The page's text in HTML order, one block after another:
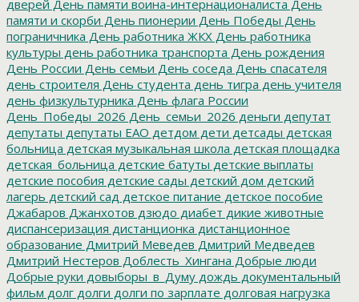
дверей День памяти воина-интернационалиста День
памяти и скорби День пионерии День Победы День
пограничника День работника ЖКХ День работника
культуры день работника транспорта День рождения
День России День семьи День соседа День спасателя
день строителя День студента день тигра день учителя
день физкультурника День флага России
День_Победы_2026 День_семьи_2026 деньги депутат
депутаты депутаты ЕАО детдом дети детсады детская
больница детская музыкальная школа детская площадка
детская_больница детские батуты детские выплаты
детские пособия детские сады детский дом детский
лагерь детский сад детское питание детское пособие
Джабаров Джанхотов дзюдо диабет дикие животные
диспансеризация дистанционка дистанционное
образование Дмитрий Меведев Дмитрий Медведев
Дмитрий Нестеров Доблесть_Хингана Добрые люди
Добрые руки довыборы_в_Думу дождь документальный
фильм долг долги долги по зарплате долговая нагрузка